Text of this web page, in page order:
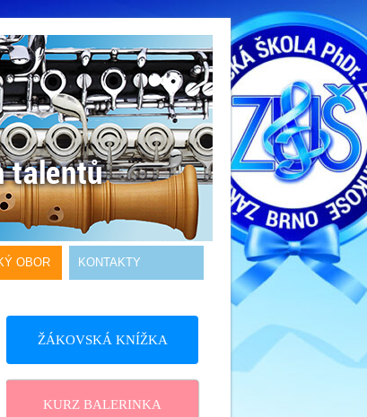
OBOR KONTAKTY
ŽÁKOVSKÁ KNÍŽKA
KURZ BALERINKA